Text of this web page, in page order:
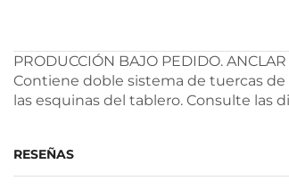
PRODUCCIÓN BAJO PEDIDO.
Contiene doble sistema de tuercas
las esquinas del tablero. Consulte las
RESEÑAS